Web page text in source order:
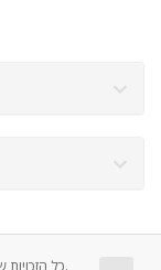
זכויות יוצרים © 2026 Global IT Vision Pvt. Ltd כל הזכויות שמורות.